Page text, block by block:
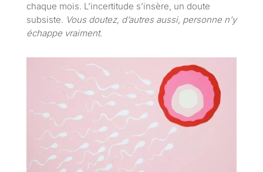
chaque mois. L’incertitude s’insère, un doute
subsiste. Vous doutez, d’autres aussi, personne n’y
échappe vraiment.